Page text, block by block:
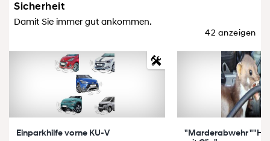
Sicherheit
Damit Sie immer gut ankommen.
42 anzeigen
Einparkhilfe vorne KU-V
"Marderabwehr